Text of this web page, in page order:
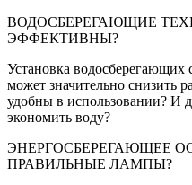
ВОДОСБЕРЕГАЮЩИЕ
ЭФФЕКТИВНЫ?
Установка водосберегающих
может значительно снизить
удобны в использовании? И
экономить воду?
ЭНЕРГОСБЕРЕГАЮЩЕЕ
ПРАВИЛЬНЫЕ ЛАМПЫ?